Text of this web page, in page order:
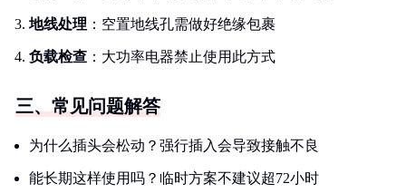
地线处理 ：空置地线孔需做好绝缘包裹
负载检查 ：大功率电器禁止使用此方式
三、常见问题解答
为什么插头会松动？强行插入会导致接触不良
能长期这样使用吗？临时方案不建议超72小时